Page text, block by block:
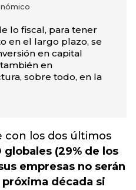
lo fiscal, para tener
en el largo plazo, se
en capital
en
sobre todo, en la
con los dos últimos
globales (29% de los
empresas no serán
década si